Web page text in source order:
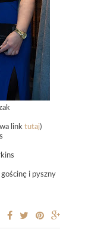
link tutaj)
gościnę i pyszny